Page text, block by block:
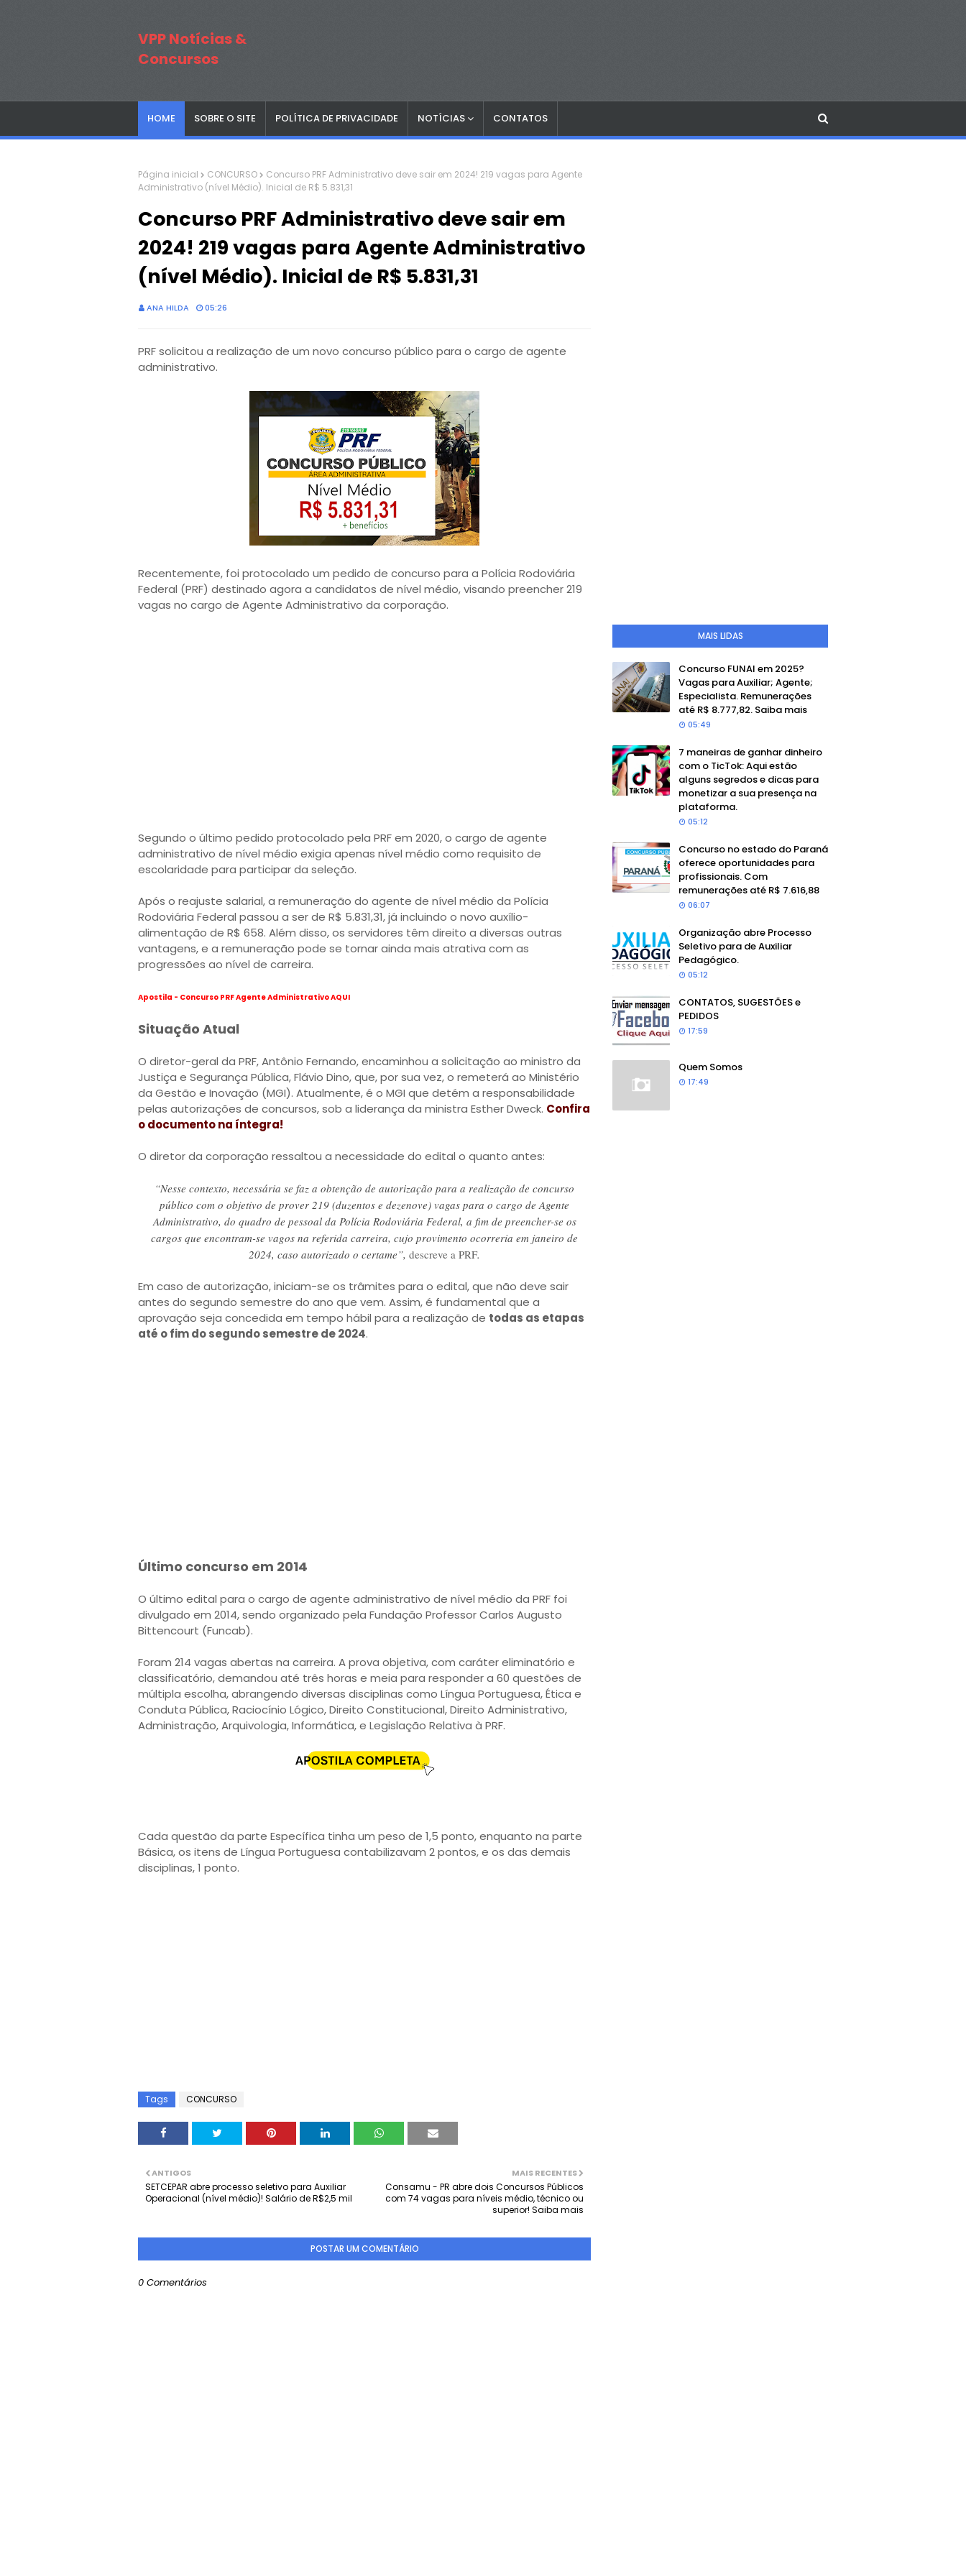
VPP Notícias &
Concursos
HOME SOBRE O SITE POLÍTICA DE PRIVACIDADE NOTÍCIAS CONTATOS
Página inicial CONCURSO
Concurso PRF Administrativo deve sair em 2024! 219 vagas para Agente
Administrativo (nível Médio). Inicial de R$ 5.831,31
Concurso PRF Administrativo deve sair em
2024! 219 vagas para Agente Administrativo
(nível Médio). Inicial de R$ 5.831,31
ANA HILDA 05:26
PRF solicitou a realização de um novo concurso público para o cargo de agente
administrativo.
Recentemente, foi protocolado um pedido de concurso para a Polícia Rodoviária
Federal (PRF) destinado agora a candidatos de nível médio, visando preencher 219
vagas no cargo de Agente Administrativo da corporação.
Segundo o último pedido protocolado pela PRF em 2020, o cargo de agente
administrativo de nível médio exigia apenas nível médio como requisito de
escolaridade para participar da seleção.
Após o reajuste salarial, a remuneração do agente de nível médio da Polícia
Rodoviária Federal passou a ser de R$ 5.831,31, já incluindo o novo auxílio-
alimentação de R$ 658. Além disso, os servidores têm direito a diversas outras
vantagens, e a remuneração pode se tornar ainda mais atrativa com as
progressões ao nível de carreira.
Apostila - Concurso PRF Agente Administrativo AQUI
Situação Atual
O diretor-geral da PRF, Antônio Fernando, encaminhou a solicitação ao ministro da
Justiça e Segurança Pública, Flávio Dino, que, por sua vez, o remeterá ao Ministério
da Gestão e Inovação (MGI). Atualmente, é o MGI que detém a responsabilidade
pelas autorizações de concursos, sob a liderança da ministra Esther Dweck. Confira
o documento na íntegra!
O diretor da corporação ressaltou a necessidade do edital o quanto antes:
“Nesse contexto, necessária se faz a obtenção de autorização para a realização de concurso
público com o objetivo de prover 219 (duzentos e dezenove) vagas para o cargo de Agente
Administrativo, do quadro de pessoal da Polícia Rodoviária Federal, a fim de preencher-se os
cargos que encontram-se vagos na referida carreira, cujo provimento ocorreria em janeiro de
2024, caso autorizado o certame”, descreve a PRF.
Em caso de autorização, iniciam-se os trâmites para o edital, que não deve sair
antes do segundo semestre do ano que vem. Assim, é fundamental que a
aprovação seja concedida em tempo hábil para a realização de todas as etapas
até o fim do segundo semestre de 2024.
Último concurso em 2014
O último edital para o cargo de agente administrativo de nível médio da PRF foi
divulgado em 2014, sendo organizado pela Fundação Professor Carlos Augusto
Bittencourt (Funcab).
Foram 214 vagas abertas na carreira. A prova objetiva, com caráter eliminatório e
classificatório, demandou até três horas e meia para responder a 60 questões de
múltipla escolha, abrangendo diversas disciplinas como Língua Portuguesa, Ética e
Conduta Pública, Raciocínio Lógico, Direito Constitucional, Direito Administrativo,
Administração, Arquivologia, Informática, e Legislação Relativa à PRF.
Cada questão da parte Específica tinha um peso de 1,5 ponto, enquanto na parte
Básica, os itens de Língua Portuguesa contabilizavam 2 pontos, e os das demais
disciplinas, 1 ponto.
Tags CONCURSO
MAIS RECENTES
Consamu - PR abre dois Concursos Públicos
com 74 vagas para níveis médio, técnico ou
superior! Saiba mais
ANTIGOS
SETCEPAR abre processo seletivo para Auxiliar
Operacional (nível médio)! Salário de R$2,5 mil
POSTAR UM COMENTÁRIO
0 Comentários
MAIS LIDAS
Concurso FUNAI em 2025?
Vagas para Auxiliar; Agente;
Especialista. Remunerações
até R$ 8.777,82. Saiba mais
05:49
7 maneiras de ganhar dinheiro
com o TicTok: Aqui estão
alguns segredos e dicas para
monetizar a sua presença na
plataforma.
05:12
Concurso no estado do Paraná
oferece oportunidades para
profissionais. Com
remunerações até R$ 7.616,88
06:07
Organização abre Processo
Seletivo para de Auxiliar
Pedagógico.
05:12
CONTATOS, SUGESTÕES e
PEDIDOS
17:59
Quem Somos
17:49